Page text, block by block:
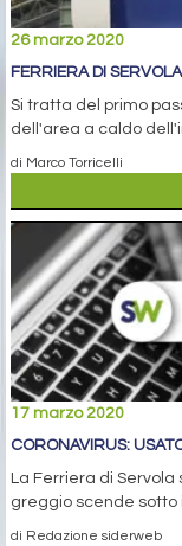
26 marzo 2020
FERRIERA DI
Si tratta del primo
dell'area a caldo
di Marco Torricelli
17 marzo 2020
CORONAVIRUS:
La Ferriera di
greggio scende sotto
di Redazione siderweb